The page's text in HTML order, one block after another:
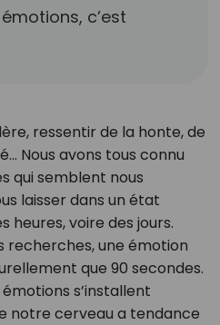
c’est
ressentir de la honte, de
Nous avons tous connu
qui semblent nous
laisser dans un état
heures, voire des jours.
recherches, une émotion
que 90 secondes.
s’installent
notre cerveau a tendance